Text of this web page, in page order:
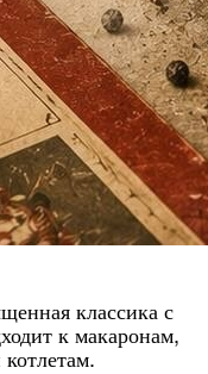
классика с
к макаронам,